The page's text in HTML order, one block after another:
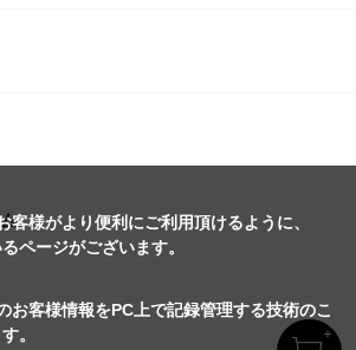
客様がより便利にご利用頂けるように、
ページがございます。
お客様情報をPC上で記録管理する技術のこ
。